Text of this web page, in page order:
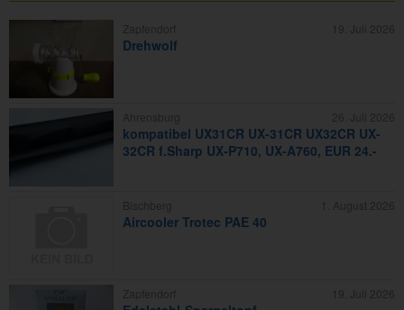
Drehwolf
kompatibel UX31CR UX-31CR UX32CR UX-
32CR f.Sharp UX-P710, UX-A760, EUR 24.-
Aircooler Trotec PAE 40